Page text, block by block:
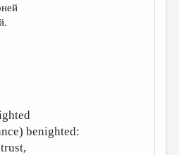
benighted: